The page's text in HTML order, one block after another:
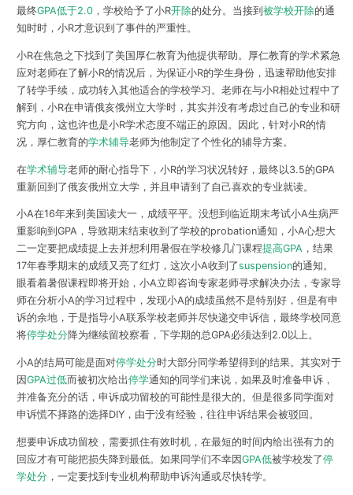
最终GPA低于2.0，学校给予了小R开除的处分。当接到 被学校开除的通
知时时，小R才意识到了事件的严重性。
小R在焦急之下找到了美国厚仁教育为他提供帮助。厚仁教育的学术紧急
应对老师在了解小R的情况后，为保证小R的学生身份，迅速帮助他安排
了转学手续，成功转入其他适合的学校学习。老师在与小R相处过程中了
解到，小R在申请俄亥俄州立大学时，其实并没有考虑过自己的专业和研
究方向，这也许也是小R学术态度不端正的原因。因此，针对小R的情
况，厚仁教育的学术辅导老师为他制定了个性化的辅导方案。
在学术辅导老师的耐心指导下，小R的学习状况转好，最终以3.5的GPA
重新回到了俄亥俄州立大学，并且申请到了自己喜欢的专业就读。
小A在16年来到美国读大一，成绩平平。没想到临近期末考试小A生病严
重影响到GPA，导致期末结束收到了学校的probation通知，小A心想大
二一定要把成绩提上去并想利用暑假在学校修几门课程提高GPA，结果
17年春季期末的成绩又亮了红灯，这次小A收到了suspension的通知。
眼看着暑假课程即将开始，小A立即咨询专家老师寻求解决办法，专家导
师在分析小A的学习过程中，发现小A的成绩虽然不是特别好，但是有申
诉的余地，于是指导小A联系学校老师并尽快递交申诉信，最终学校同意
将停学处分降为继续留校察看，下学期的总GPA必须达到2.0以上。
小A的结局可能是面对停学处分时大部分同学希望得到的结果。其实对于
因GPA过低而被初次给出停学通知的同学们来说，如果及时准备申诉，
并准备充分的话，申诉成功留校的可能性是很大的。但是很多同学面对
申诉慌不择路的选择DIY，由于没有经验，往往申诉结果会被驳回。
想要申诉成功留校，需要抓住有效时机，在最短的时间内给出强有力的
回应才有可能把损失降到最低。如果同学们不幸因GPA低被学校发了停
学处分，一定要找到专业机构帮助申诉沟通或尽快转学。